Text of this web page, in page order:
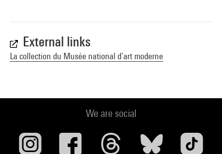
External links
La collection du Musée national d’art moderne
We are social